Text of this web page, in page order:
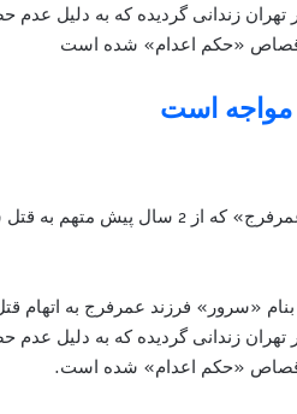
از اواخر سال 2006 دستگیر و در تهران زندانی گردیده که
قصاص «حکم اعدام» شده است
مواجه است
یک جوان اهل سلیمانیه کردستان عراق بنام «سرور
بنام «سرور» فرزند عمرفرج به
از اواخر سال 2006 دستگیر و در تهران زندانی گردیده که
قصاص «حکم اعدام» شده است.